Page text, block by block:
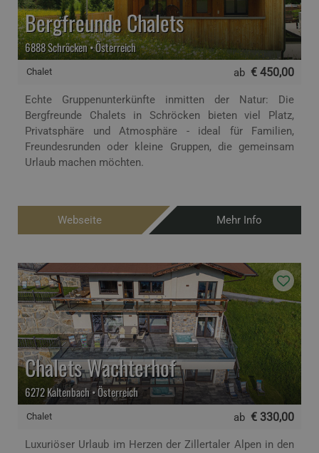
Chalet
Bergfreunde Chalets
6888 Schröcken • Österreich
ab € 450,00
Echte Gruppenunterkünfte inmitten der Natur: Die
Bergfreunde Chalets in Schröcken bieten viel Platz,
Privatsphäre und Atmosphäre - ideal für Familien,
Freundesrunden oder kleine Gruppen, die gemeinsam
Urlaub machen möchten.
Webseite Mehr Info
Chalet
Chalets Wachterhof
6272 Kaltenbach • Österreich
ab € 330,00
Luxuriöser Urlaub im Herzen der Zillertaler Alpen in den